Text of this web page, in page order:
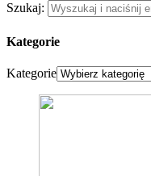
Szukaj:
Kategorie
Kategorie